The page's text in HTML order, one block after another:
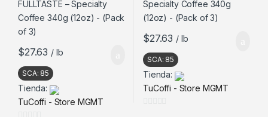
$27.63 / lb
SCA: 85
Tienda:
TuCoffi - Store MGMT
$27.63 / lb
SCA: 85
Tienda:
TuCoffi - Store MGMT